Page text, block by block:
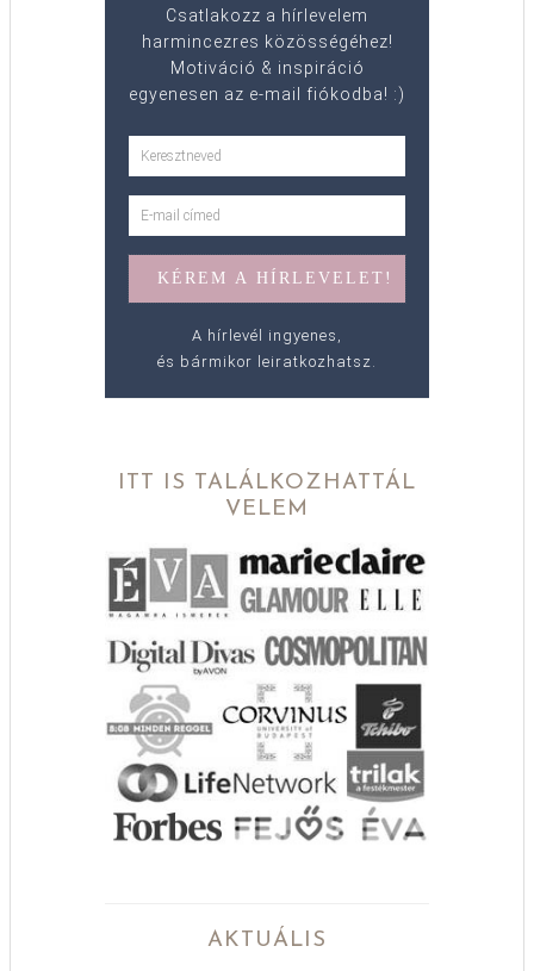
Csatlakozz a hírlevelem
harmincezres közösségéhez!
Motiváció & inspiráció
egyenesen az e-mail fiókodba! :)
A hírlevél ingyenes,
és bármikor leiratkozhatsz.
ITT IS TALÁLKOZHATTÁL
VELEM
AKTUÁLIS